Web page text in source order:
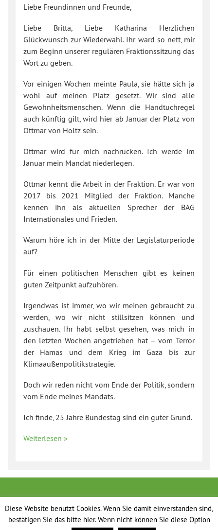
Liebe Freundinnen und Freunde,
Liebe Britta, Liebe Katharina Herzlichen
Glückwunsch zur Wiederwahl. Ihr ward so nett, mir
zum Beginn unserer regulären Fraktionssitzung das
Wort zu geben.
Vor einigen Wochen meinte Paula, sie hätte sich ja
wohl auf meinen Platz gesetzt. Wir sind alle
Gewohnheitsmenschen. Wenn die Handtuchregel
auch künftig gilt, wird hier ab Januar der Platz von
Ottmar von Holtz sein.
Ottmar wird für mich nachrücken. Ich werde im
Januar mein Mandat niederlegen.
Ottmar kennt die Arbeit in der Fraktion. Er war von
2017 bis 2021 Mitglied der Fraktion. Manche
kennen ihn als aktuellen Sprecher der BAG
Internationales und Frieden.
Warum höre ich in der Mitte der Legislaturperiode
auf?
Für einen politischen Menschen gibt es keinen
guten Zeitpunkt aufzuhören.
Irgendwas ist immer, wo wir meinen gebraucht zu
werden, wo wir nicht stillsitzen können und
zuschauen. Ihr habt selbst gesehen, was mich in
den letzten Wochen angetrieben hat – vom Terror
der Hamas und dem Krieg im Gaza bis zur
Klimaaußenpolitikstrategie.
Doch wir reden nicht vom Ende der Politik, sondern
vom Ende meines Mandats.
Ich finde, 25 Jahre Bundestag sind ein guter Grund.
Weiterlesen »
Diese Website benutzt Cookies. Wenn Sie damit einverstanden sind,
bestätigen Sie das bitte hier. Wenn nicht können Sie diese Option